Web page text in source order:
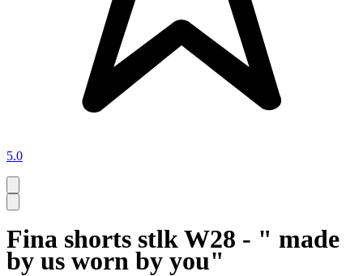
5.0
Fina shorts stlk W28 - " made
by us worn by you"